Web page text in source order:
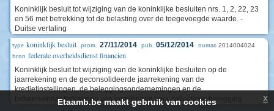
Koninklijk besluit tot wijziging van de koninklijke besluiten nrs. 1, 2, 22, 23
en 56 met betrekking tot de belasting over de toegevoegde waarde. -
Duitse vertaling
type koninklijk besluit prom. 27/11/2014 pub. 05/12/2014 numac 2014004024
bron federale overheidsdienst financien
Koninklijk besluit tot wijziging van de koninklijke besluiten op de
jaarrekening en de geconsolideerde jaarrekening van de
kredietinstellingen, de beleggingsondernemingen en de
beheervennootschappen van instellingen voor collectieve belegging
Etaamb.be maakt gebruik van cookies x